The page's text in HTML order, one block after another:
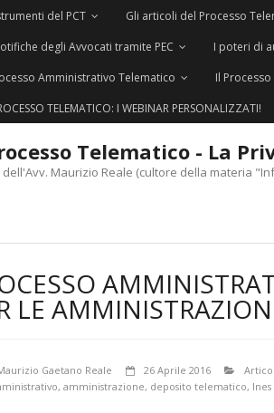
del PCT Gli articoli del Processo
degli Avvocati tramite PEC
I poteri di
Amministrativo Telematico
Il
TELEMATICO: I WEBINAR PERSONALIZZATI!
Telematico - La
dell'Avv. Maurizio Reale (cultore della materia
LE
Gaetano Reale 26 Aprile 2016
, amministrazione, deposito telematico, Ines